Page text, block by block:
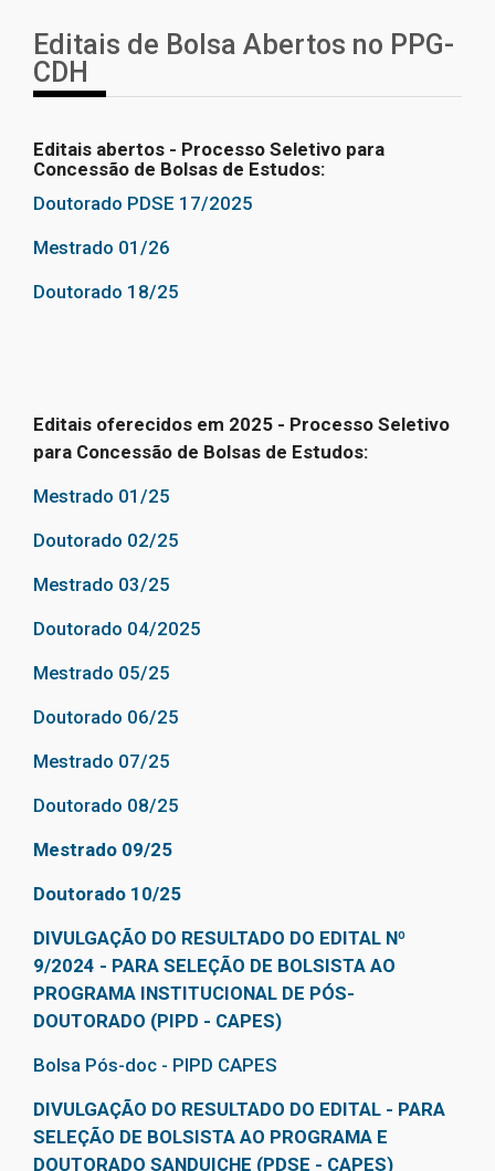
Editais de Bolsa Abertos no PPG-
CDH
Editais abertos - Processo Seletivo para
Concessão de Bolsas de Estudos:
Doutorado PDSE 17/2025
Mestrado 01/26
Doutorado 18/25
Editais oferecidos em 2025 - Processo Seletivo
para Concessão de Bolsas de Estudos:
Mestrado 01/25
Doutorado 02/25
Mestrado 03/25
Doutorado 04/2025
Mestrado 05/25
Doutorado 06/25
Mestrado 07/25
Doutorado 08/25
Mestrado 09/25
Doutorado 10/25
DIVULGAÇÃO DO RESULTADO DO EDITAL Nº
9/2024 - PARA SELEÇÃO DE BOLSISTA AO
PROGRAMA INSTITUCIONAL DE PÓS-
DOUTORADO (PIPD - CAPES)
Bolsa Pós-doc - PIPD CAPES
DIVULGAÇÃO DO RESULTADO DO EDITAL - PARA
SELEÇÃO DE BOLSISTA AO PROGRAMA E
DOUTORADO SANDUICHE (PDSE - CAPES)